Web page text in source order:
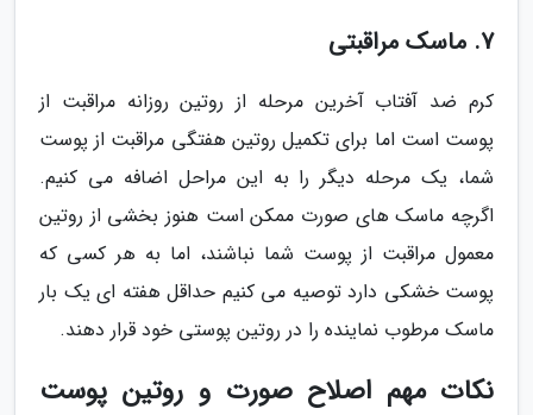
7. ماسک مراقبتی
کرم ضد آفتاب آخرین مرحله از روتین روزانه مراقبت از
پوست است اما برای تکمیل روتین هفتگی مراقبت از پوست
شما، یک مرحله دیگر را به این مراحل اضافه می کنیم.
اگرچه ماسک های صورت ممکن است هنوز بخشی از روتین
معمول مراقبت از پوست شما نباشند، اما به هر کسی که
پوست خشکی دارد توصیه می کنیم حداقل هفته ای یک بار
ماسک مرطوب نماینده را در روتین پوستی خود قرار دهند.
نکات مهم اصلاح صورت و روتین پوست